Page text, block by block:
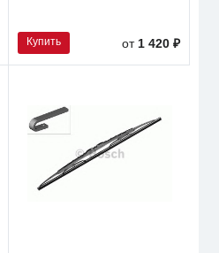
Купить от1 420 ₽